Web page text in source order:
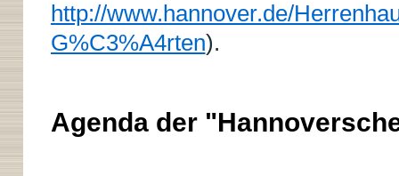
http://www.hannover.de/
G%C3%A4rten).
Agenda der